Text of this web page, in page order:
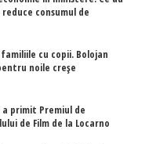
consumul de
cu copii. Bolojan
noile creșe
primit Premiul de
de Film de la Locarno